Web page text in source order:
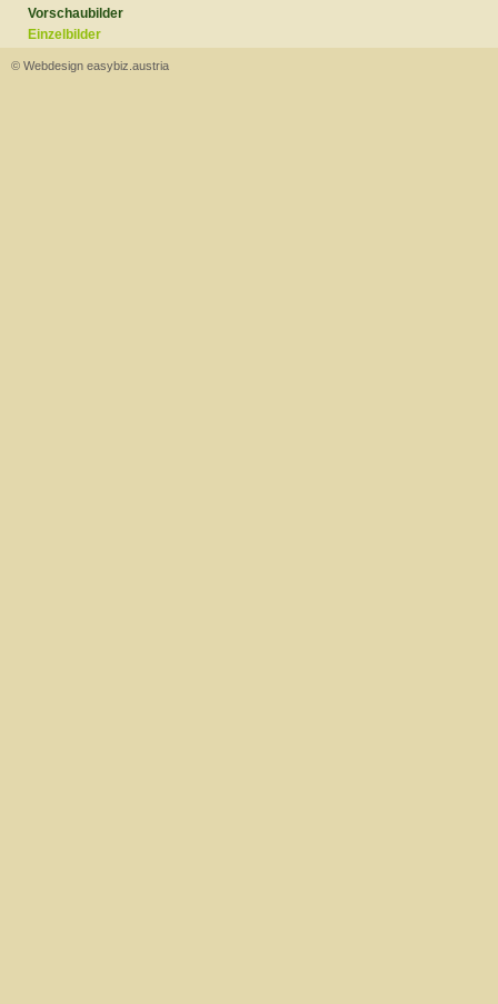
Vorschaubilder
Einzelbilder
© Webdesign easybiz.austria